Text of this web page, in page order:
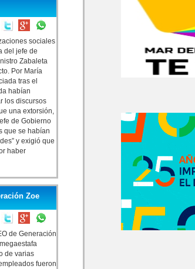
sociales
del jefe de
Zabaleta
Por María
tras el
habían
los discursos
una extorsión,
de Gobierno
que se habían
y exigió que
haber
Zoe
de Generación
de varias
fueron